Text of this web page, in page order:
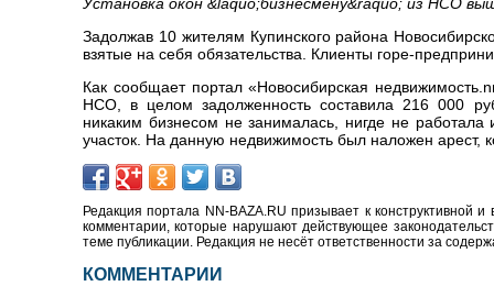
Установка окон &laquo;бизнесмену&raquo; из НСО
Задолжав 10 жителям Купинского района
взятые на себя обязательства. Клиенты горе-
Как сообщает портал «Новосибирская
НСО, в целом задолженность составила 216 000
никаким бизнесом не занималась, нигде не
участок. На данную недвижимость был наложен арест,
Редакция портала NN-BAZA.RU призывает к конструктивной
комментарии, которые нарушают действующее
теме публикации. Редакция не несёт ответственности за
КОММЕНТАРИИ